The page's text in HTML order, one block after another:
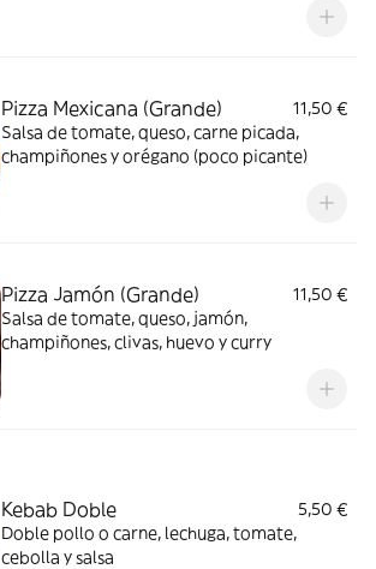
Pizza Mexicana (Grande)
11,50 €
Salsa de tomate, queso, carne picada,
champiñones y orégano (poco picante)
Pizza Jamón (Grande)
11,50 €
Salsa de tomate, queso, jamón,
champiñones, clivas, huevo y curry
Kebab Doble
5,50 €
Doble pollo o carne, lechuga, tomate,
cebolla y salsa